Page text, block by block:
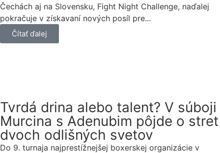
Čechách aj na Slovensku, Fight Night Challenge, naďalej
pokračuje v získavaní nových posíl pre...
Čítať ďalej
Tvrdá drina alebo talent? V súboji
Murcina s Adenubim pôjde o stret
dvoch odlišných svetov
Do 9. turnaja najprestížnejšej boxerskej organizácie v